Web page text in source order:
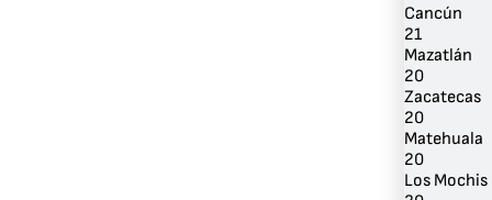
Cancún
21
Mazatlán
20
Zacatecas
20
Matehuala
20
Los Mochis